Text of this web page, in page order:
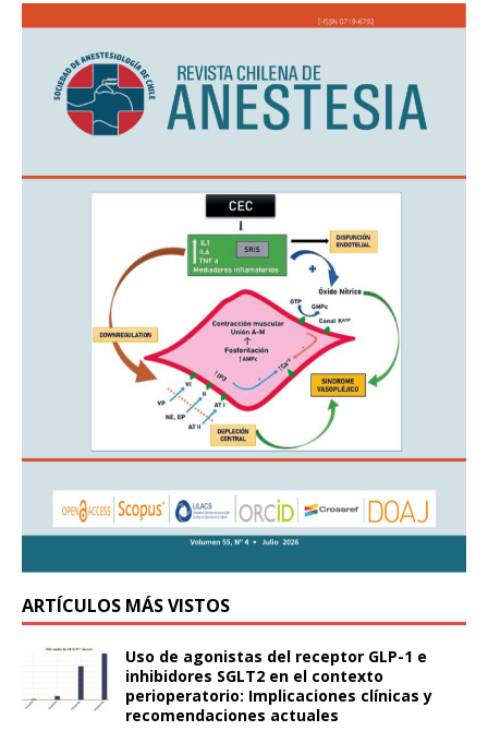
ARTÍCULOS MÁS VISTOS
Uso de agonistas del receptor GLP-1 e
inhibidores SGLT2 en el contexto
perioperatorio: Implicaciones clínicas y
recomendaciones actuales